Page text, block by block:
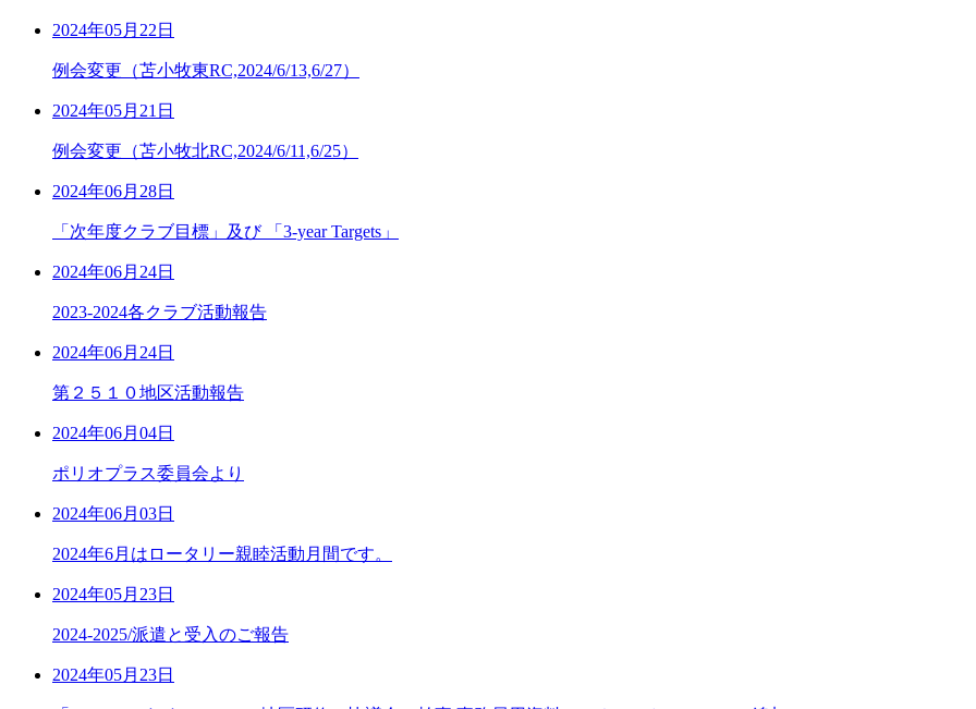
2024年05月22日
例会変更（苫小牧東RC,2024/6/13,6/27）
2024年05月21日
例会変更（苫小牧北RC,2024/6/11,6/25）
2024年06月28日
「次年度クラブ目標」及び 「3-year Targets」
2024年06月24日
2023-2024各クラブ活動報告
2024年06月24日
第２５１０地区活動報告
2024年06月04日
ポリオプラス委員会より
2024年06月03日
2024年6月はロータリー親睦活動月間です。
2024年05月23日
2024-2025/派遣と受入のご報告
2024年05月23日